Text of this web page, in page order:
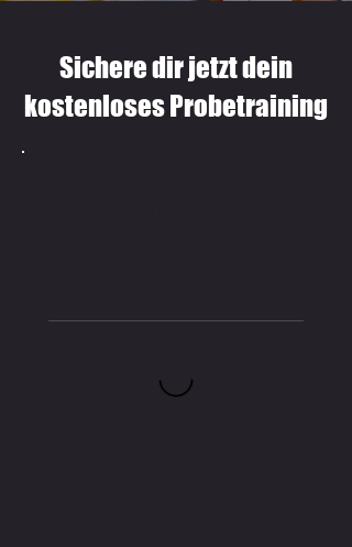
Sichere dir jetzt dein
kostenloses Probetraining